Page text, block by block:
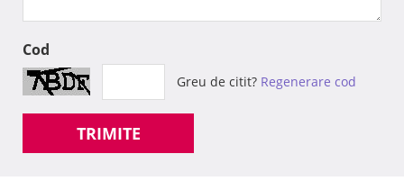
Cod
Greu de citit? Regenerare cod
TRIMITE